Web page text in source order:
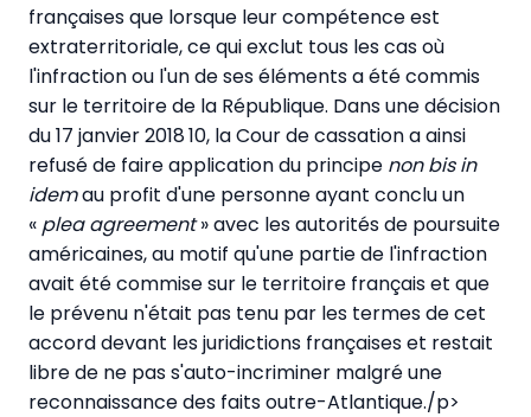
françaises que lorsque leur compétence est
extraterritoriale, ce qui exclut tous les cas où
l'infraction ou l'un de ses éléments a été commis
sur le territoire de la République. Dans une décision
du 17 janvier 2018 10, la Cour de cassation a ainsi
refusé de faire application du principe non bis in
idemau profit d'une personne ayant conclu un
« plea agreement» avec les autorités de poursuite
américaines, au motif qu'une partie de l'infraction
avait été commise sur le territoire français et que
le prévenu n'était pas tenu par les termes de cet
accord devant les juridictions françaises et restait
libre de ne pas s'auto-incriminer malgré une
reconnaissance des faits outre-Atlantique./p>